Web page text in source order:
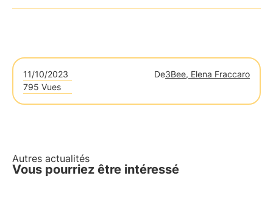
11/10/2023 De3Bee, Elena Fraccaro
795 Vues
Autres actualités
Vous pourriez être intéressé